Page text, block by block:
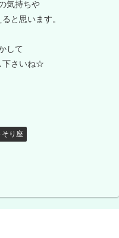
気持ちや
と思います。
して
下さいね☆
り座